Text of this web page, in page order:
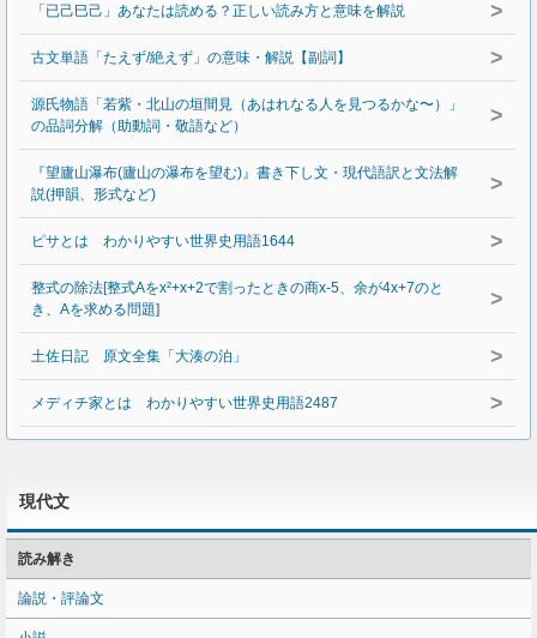
「已己巳己」あなたは読める？正しい読み方と意味を解説 >
古文単語「たえず/絶えず」の意味・解説【副詞】 >
源氏物語「若紫・北山の垣間見（あはれなる人を見つるかな〜）」
の品詞分解（助動詞・敬語など）
>
『望廬山瀑布(廬山の瀑布を望む)』書き下し文・現代語訳と文法解
説(押韻、形式など)
>
ピサとは わかりやすい世界史用語1644 >
整式の除法[整式Aをx²+x+2で割ったときの商x-5、余が4x+7のと
き、Aを求める問題]
>
土佐日記 原文全集「大湊の泊」 >
メディチ家とは わかりやすい世界史用語2487 >
現代文
読み解き
論説・評論文